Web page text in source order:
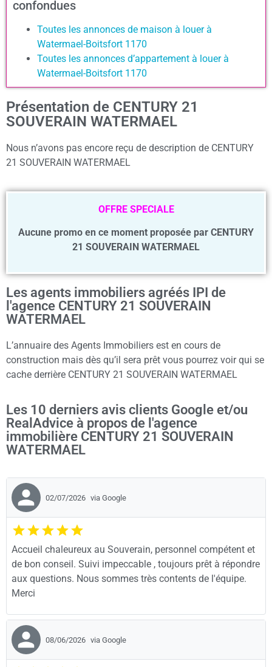
confondues
Toutes les annonces de maison à louer à
Watermael-Boitsfort 1170
Toutes les annonces d’appartement à louer à
Watermael-Boitsfort 1170
Présentation de CENTURY 21
SOUVERAIN WATERMAEL
Nous n’avons pas encore reçu de description de CENTURY
21 SOUVERAIN WATERMAEL
OFFRE SPECIALE
Aucune promo en ce moment proposée par CENTURY
21 SOUVERAIN WATERMAEL
Les agents immobiliers agréés IPI de
l'agence CENTURY 21 SOUVERAIN
WATERMAEL
L’annuaire des Agents Immobiliers est en cours de
construction mais dès qu’il sera prêt vous pourrez voir qui se
cache derrière CENTURY 21 SOUVERAIN WATERMAEL
Les 10 derniers avis clients Google et/ou
RealAdvice à propos de l'agence
immobilière CENTURY 21 SOUVERAIN
WATERMAEL
02/07/2026 via Google
Accueil chaleureux au Souverain, personnel compétent et
de bon conseil. Suivi impeccable , toujours prêt à répondre
aux questions. Nous sommes très contents de l'équipe.
Merci
08/06/2026 via Google